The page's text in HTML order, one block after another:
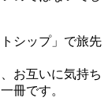
シップ」で旅先
お互いに気持ち
冊です。